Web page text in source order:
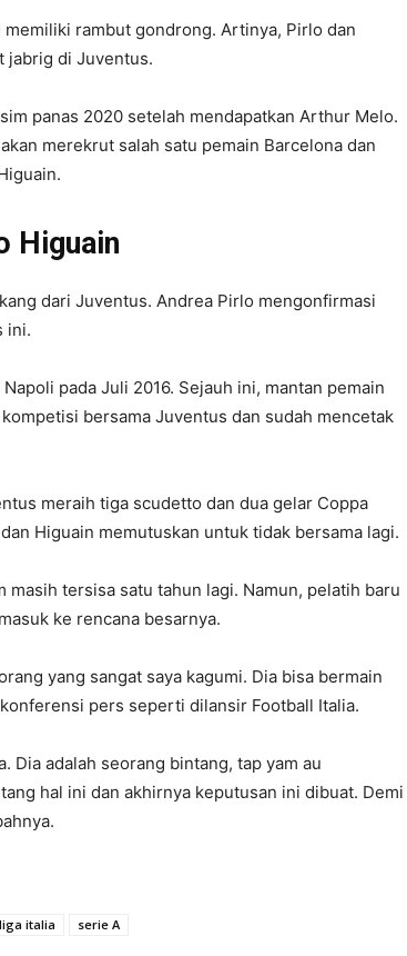
rambut gondrong. Artinya, Pirlo dan
jabrig di Juventus.
panas 2020 setelah mendapatkan Arthur Melo.
merekrut salah satu pemain Barcelona dan
Higuain
dari Juventus. Andrea Pirlo mengonfirmasi
ini.
pada Juli 2016. Sejauh ini, mantan pemain
bersama Juventus dan sudah mencetak
meraih tiga scudetto dan dua gelar Coppa
Higuain memutuskan untuk tidak bersama lagi.
tersisa satu tahun lagi. Namun, pelatih baru
ke rencana besarnya.
yang sangat saya kagumi. Dia bisa bermain
pers seperti dilansir Football Italia.
Dia adalah seorang bintang, tap yam au
hal ini dan akhirnya keputusan ini dibuat. Demi
liga italia serie A